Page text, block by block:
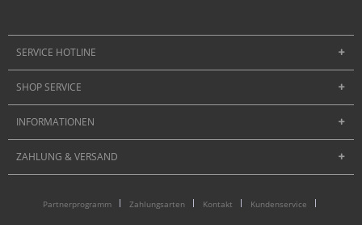
SERVICE HOTLINE
SHOP SERVICE
INFORMATIONEN
ZAHLUNG & VERSAND
Partnerprogramm Zahlungsarten Kontakt Kundenservice